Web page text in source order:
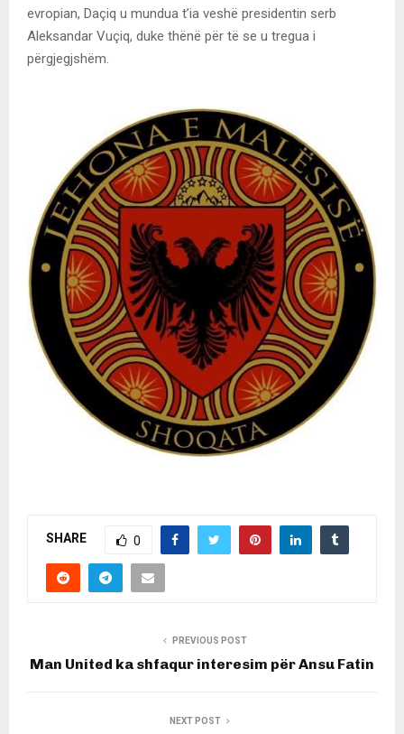
evropian, Daçiq u mundua t’ia veshë presidentin serb
Aleksandar Vuçiq, duke thënë për të se u tregua i
përgjegjshëm.
SHARE 0
PREVIOUS POST
Man United ka shfaqur interesim për Ansu Fatin
NEXT POST